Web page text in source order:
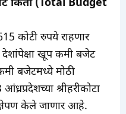
किती (Total Budget
कोटी रुपये राहणार
खूप कमी बजेट
बजेटमध्ये मोठी
श्रीहरीकोटा
केले जाणार आहे.